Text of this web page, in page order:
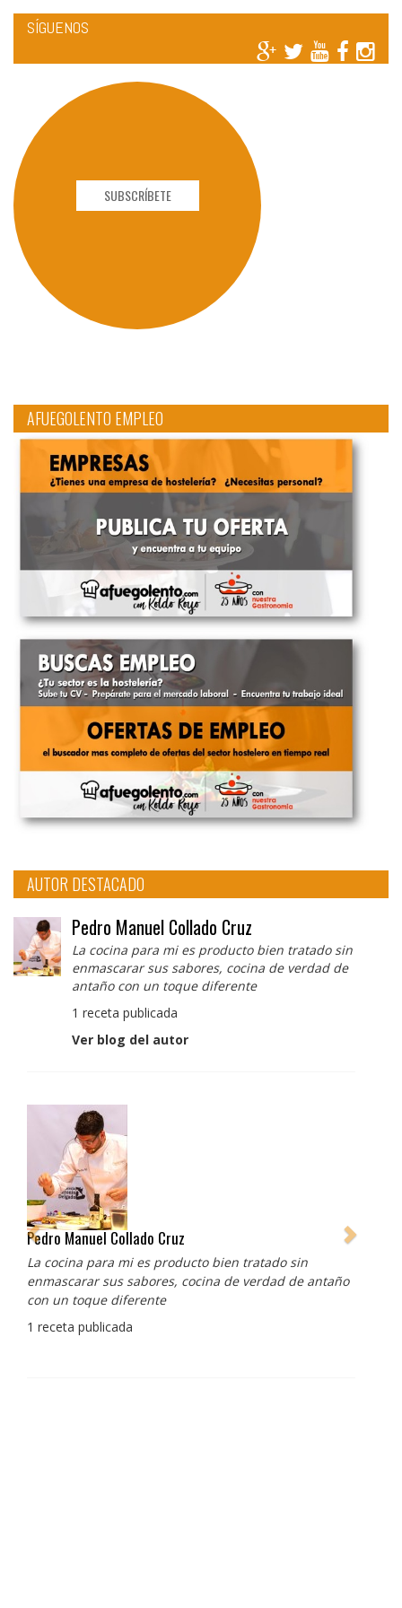
SÍGUENOS
SUBSCRÍBETE
AFUEGOLENTO EMPLEO
AUTOR DESTACADO
Pedro Manuel Collado Cruz
La cocina para mi es producto bien tratado sin
enmascarar sus sabores, cocina de verdad de
antaño con un toque diferente
1 receta publicada
Ver blog del autor
Pedro Manuel Collado Cruz
La cocina para mi es producto bien tratado sin
enmascarar sus sabores, cocina de verdad de antaño
con un toque diferente
1 receta publicada